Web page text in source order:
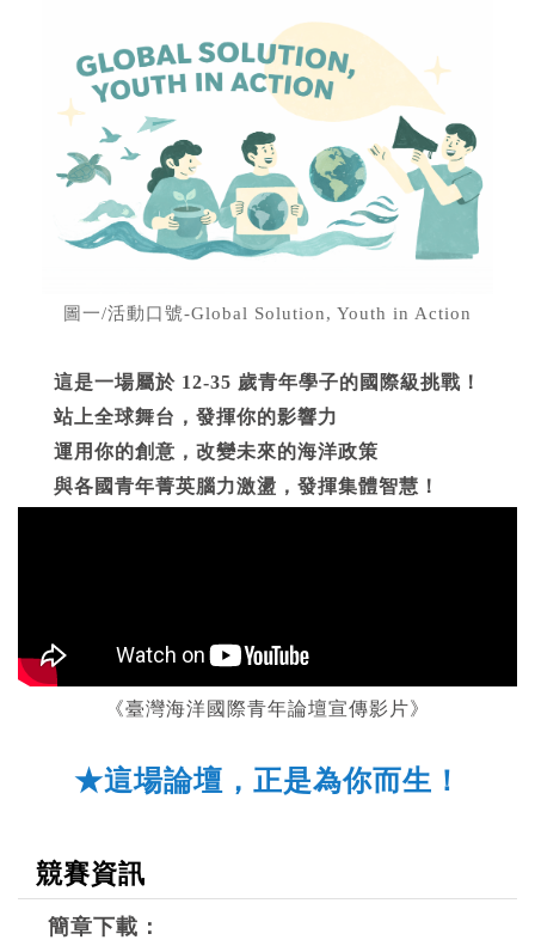
圖一/活動口號-Global Solution, Youth in Action
這是一場屬於 12-35 歲青年學子的國際級挑戰！
站上全球舞台，發揮你的影響力
運用你的創意，改變未來的海洋政策
與各國青年菁英腦力激盪，發揮集體智慧！
《臺灣海洋國際青年論壇宣傳影片》
★這場論壇，正是為你而生！
競賽資訊
簡章下載：